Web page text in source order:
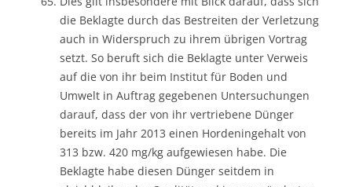
die Beklagte durch das Bestreiten der Verletzung
auch in Widerspruch zu ihrem übrigen Vortrag
setzt. So beruft sich die Beklagte unter Verweis
auf die von ihr beim Institut für Boden und
Umwelt in Auftrag gegebenen Untersuchungen
darauf, dass der von ihr vertriebene Dünger
bereits im Jahr 2013 einen Hordeningehalt von
313 bzw. 420 mg/kg aufgewiesen habe. Die
Beklagte habe diesen Dünger seitdem in